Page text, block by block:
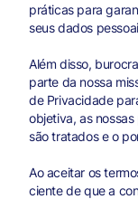
práticas para
seus dados
Além disso,
parte da nossa
de Privacidade
objetiva, as
são tratados e o
Ao aceitar os
ciente de que a